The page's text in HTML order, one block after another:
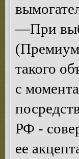
—При
такого
с
РФ -
ее